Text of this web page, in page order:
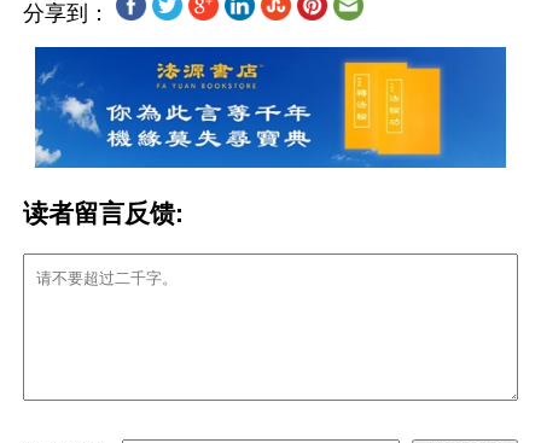
分享到：
读者留言反馈: